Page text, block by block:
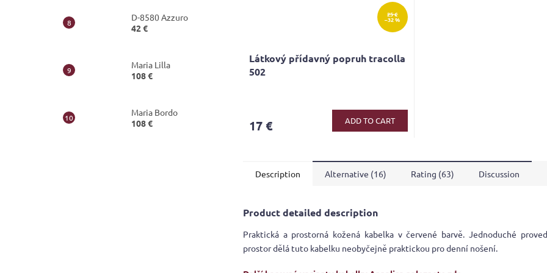
D-8580 Azzuro
42 €
Maria Lilla
108 €
Maria Bordo
108 €
25 €
–32 %
Látkový přídavný popruh tracolla
502
17 € ADD TO CART
Description Alternative (16) Rating (63) Discussion
Product detailed description
Praktická a prostorná kožená kabelka v červené barvě. Jednoduché
prostor dělá tuto kabelku neobyčejně praktickou pro denní nošení.